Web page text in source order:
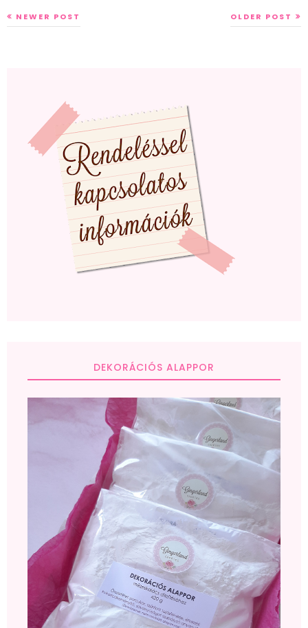
NEWER POST OLDER POST
DEKORÁCIÓS ALAPPOR